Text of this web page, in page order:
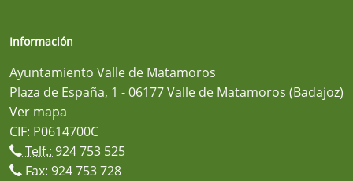
Información
Ayuntamiento Valle de Matamoros
Plaza de España, 1 - 06177 Valle de Matamoros (Badajoz)
Ver mapa
CIF: P0614700C
Telf.: 924 753 525
Fax: 924 753 728